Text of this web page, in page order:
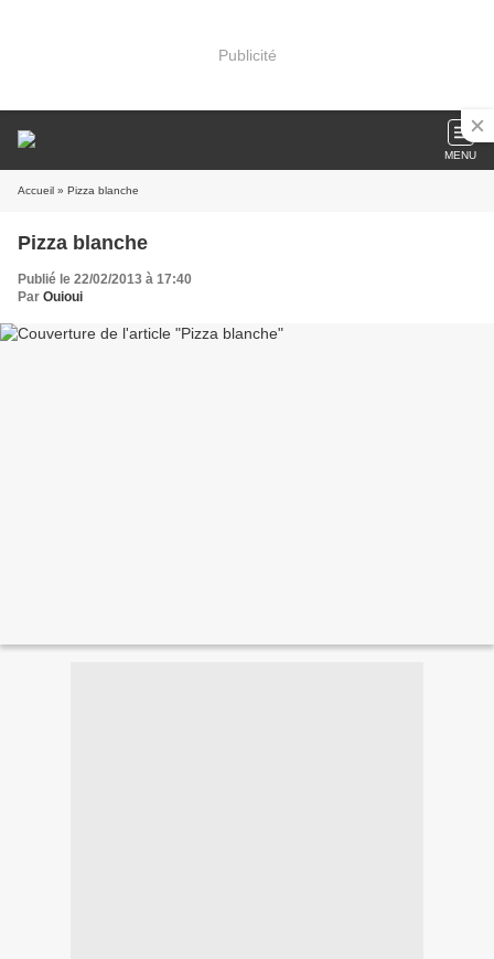
Publicité
MENU
Accueil » Pizza blanche
Pizza blanche
Publié le 22/02/2013 à 17:40
Par Ouioui